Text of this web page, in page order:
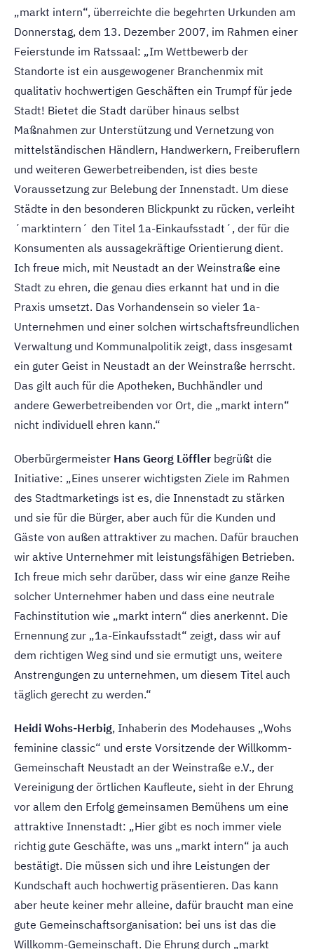
„markt intern“, überreichte die begehrten Urkunden am
Donnerstag, dem 13. Dezember 2007, im Rahmen einer
Feierstunde im Ratssaal: „Im Wettbewerb der
Standorte ist ein ausgewogener Branchenmix mit
qualitativ hochwertigen Geschäften ein Trumpf für jede
Stadt! Bietet die Stadt darüber hinaus selbst
Maßnahmen zur Unterstützung und Vernetzung von
mittelständischen Händlern, Handwerkern, Freiberuflern
und weiteren Gewerbetreibenden, ist dies beste
Voraussetzung zur Belebung der Innenstadt. Um diese
Städte in den besonderen Blickpunkt zu rücken, verleiht
´marktintern´ den Titel 1a-Einkaufsstadt´, der für die
Konsumenten als aussagekräftige Orientierung dient.
Ich freue mich, mit Neustadt an der Weinstraße eine
Stadt zu ehren, die genau dies erkannt hat und in die
Praxis umsetzt. Das Vorhandensein so vieler 1a-
Unternehmen und einer solchen wirtschaftsfreundlichen
Verwaltung und Kommunalpolitik zeigt, dass insgesamt
ein guter Geist in Neustadt an der Weinstraße herrscht.
Das gilt auch für die Apotheken, Buchhändler und
andere Gewerbetreibenden vor Ort, die „markt intern“
nicht individuell ehren kann.“
Oberbürgermeister Hans Georg Löffler begrüßt die
Initiative: „Eines unserer wichtigsten Ziele im Rahmen
des Stadtmarketings ist es, die Innenstadt zu stärken
und sie für die Bürger, aber auch für die Kunden und
Gäste von außen attraktiver zu machen. Dafür brauchen
wir aktive Unternehmer mit leistungsfähigen Betrieben.
Ich freue mich sehr darüber, dass wir eine ganze Reihe
solcher Unternehmer haben und dass eine neutrale
Fachinstitution wie „markt intern“ dies anerkennt. Die
Ernennung zur „1a-Einkaufsstadt“ zeigt, dass wir auf
dem richtigen Weg sind und sie ermutigt uns, weitere
Anstrengungen zu unternehmen, um diesem Titel auch
täglich gerecht zu werden.“
Heidi Wohs-Herbig, Inhaberin des Modehauses „Wohs
feminine classic“ und erste Vorsitzende der Willkomm-
Gemeinschaft Neustadt an der Weinstraße e.V., der
Vereinigung der örtlichen Kaufleute, sieht in der Ehrung
vor allem den Erfolg gemeinsamen Bemühens um eine
attraktive Innenstadt: „Hier gibt es noch immer viele
richtig gute Geschäfte, was uns „markt intern“ ja auch
bestätigt. Die müssen sich und ihre Leistungen der
Kundschaft auch hochwertig präsentieren. Das kann
aber heute keiner mehr alleine, dafür braucht man eine
gute Gemeinschaftsorganisation: bei uns ist das die
Willkomm-Gemeinschaft. Die Ehrung durch „markt